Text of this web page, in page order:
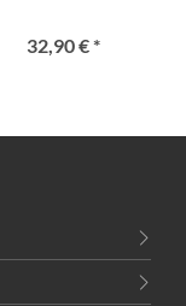
32,90 € *